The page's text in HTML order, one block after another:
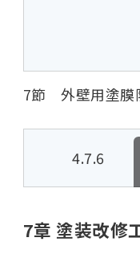
7節 外壁用塗膜
4.7.6
7章 塗装改修